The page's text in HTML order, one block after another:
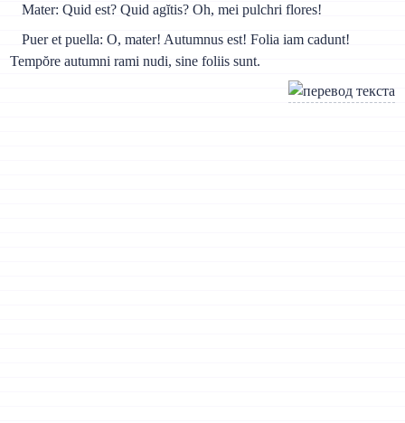
Mater: Quid est? Quid agĭtis? Oh, mei pulchri flores!
Puer et puella: O, mater! Autumnus est! Folia iam cadunt!
Tempŏre autumni rami nudi, sine foliis sunt.